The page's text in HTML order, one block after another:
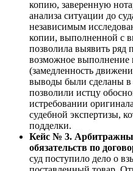
копию, заверенную
анализа ситуации до
независимым
копии, выполненной с
позволила выявить ряд
возможное выполнение
(замедленность
выводы были сделаны в
позволили истцу
истребовании
судебной экспертизы,
подделки.
Кейс № 3.
обязательств по
суд поступило дело о